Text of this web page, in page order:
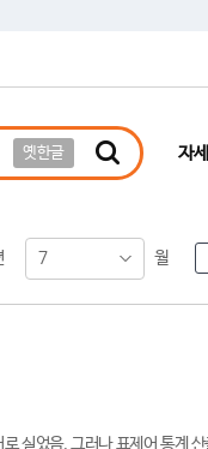
옛한글 자
7 월
실었음. 그러나 표제어 통계